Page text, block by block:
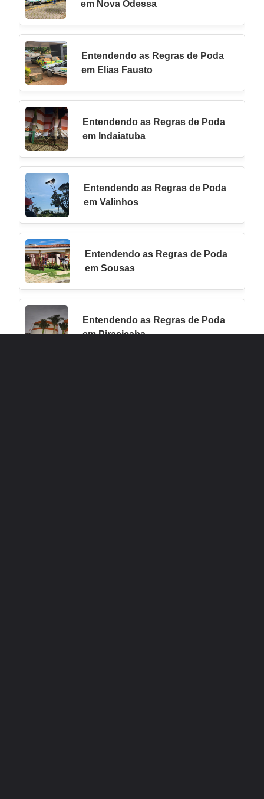
em Nova Odessa
Entendendo as Regras de Poda
em Elias Fausto
Entendendo as Regras de Poda
em Indaiatuba
Entendendo as Regras de Poda
em Valinhos
Entendendo as Regras de Poda
em Sousas
Entendendo as Regras de Poda
em Piracicaba